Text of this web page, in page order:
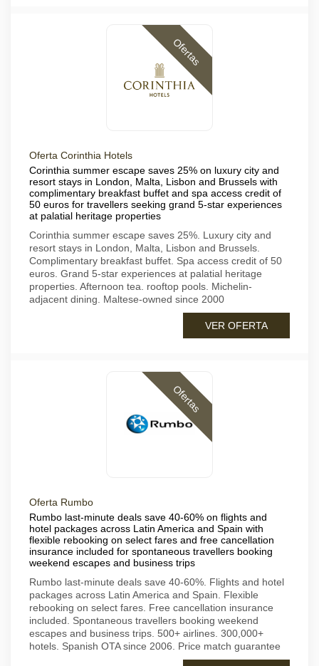
Ofertas
Oferta Corinthia Hotels
Corinthia summer escape saves 25% on luxury city and
resort stays in London, Malta, Lisbon and Brussels with
complimentary breakfast buffet and spa access credit of
50 euros for travellers seeking grand 5-star experiences
at palatial heritage properties
Corinthia summer escape saves 25%. Luxury city and
resort stays in London, Malta, Lisbon and Brussels.
Complimentary breakfast buffet. Spa access credit of 50
euros. Grand 5-star experiences at palatial heritage
properties. Afternoon tea. rooftop pools. Michelin-
adjacent dining. Maltese-owned since 2000
VER OFERTA
Ofertas
Oferta Rumbo
Rumbo last-minute deals save 40-60% on flights and
hotel packages across Latin America and Spain with
flexible rebooking on select fares and free cancellation
insurance included for spontaneous travellers booking
weekend escapes and business trips
Rumbo last-minute deals save 40-60%. Flights and hotel
packages across Latin America and Spain. Flexible
rebooking on select fares. Free cancellation insurance
included. Spontaneous travellers booking weekend
escapes and business trips. 500+ airlines. 300,000+
hotels. Spanish OTA since 2006. Price match guarantee